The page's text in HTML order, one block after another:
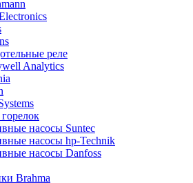
реле
Analytics
насосы Suntec
насосы hp-Technik
насосы Danfoss
Brahma